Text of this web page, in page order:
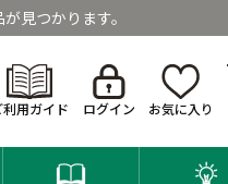
見つかります。
利用ガイド ログイン お気に入り